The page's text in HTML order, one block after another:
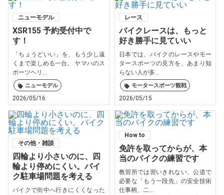
ニューモデル
XSR155 予約受付中で
す！
「ちょうどいい」を、もう少し遠
くまで楽しめる一台。 ヤマハのス
ポーツヘリ...
ニューモデル
2026/05/16
レース
バイクレースは、もっと
好き勝手に見ていい
日本では、バイクのレースやモー
タースポーツの見方を、あまり知
らない人が多...
モータースポーツ観戦
2026/05/15
その他・雑談
四輪より小さいのに、四
輪より停めにくい。バイ
ク駐車場問題を考える
バイクで街中へ行きにくくなった
How to
免許を取ってからが、本
当のバイクの練習です
教習所では習いきれない、公道で
必要な「もう一段先」の安全技術
仕事柄、二...